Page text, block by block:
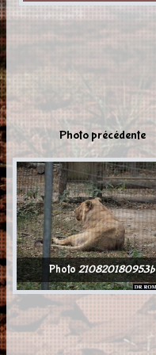
Photo précédente
Photo210820180953b